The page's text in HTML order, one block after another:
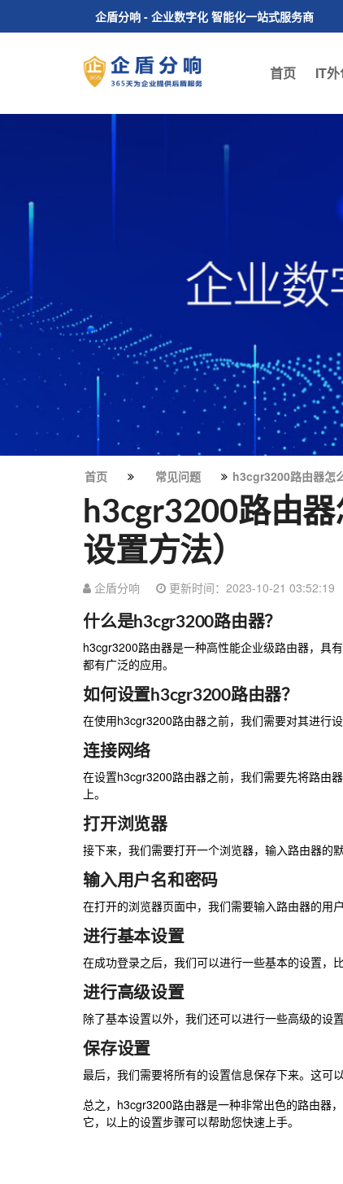
企盾分响 - 企业数字化 智能化一站式服务商
首页 IT
首页 常见问题 h3cgr3200路由器怎
h3cgr3200路由
设置方法）
企盾分响 更新时间：2023-10-21 03:52:19
什么是h3cgr3200路由器？
h3cgr3200路由器是一种高性能企业级路由器，具
都有广泛的应用。
如何设置h3cgr3200路由器？
在使用h3cgr3200路由器之前，我们需要对其进行
连接网络
在设置h3cgr3200路由器之前，我们需要先将路由
上。
打开浏览器
接下来，我们需要打开一个浏览器，输入路由器的
输入用户名和密码
在打开的浏览器页面中，我们需要输入路由器的用
进行基本设置
在成功登录之后，我们可以进行一些基本的设置，
进行高级设置
除了基本设置以外，我们还可以进行一些高级的设
保存设置
最后，我们需要将所有的设置信息保存下来。这可
总之，h3cgr3200路由器是一种非常出色的路由器
它，以上的设置步骤可以帮助您快速上手。